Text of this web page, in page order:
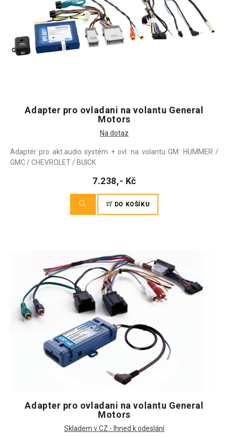
Adapter pro ovladani na volantu General
Motors
Na dotaz
Adaptér pro akt.audio systém + ovl. na volantu GM: HUMMER /
GMC / CHEVROLET / BUICK
7.238,- Kč
DO KOŠÍKU
Adapter pro ovladani na volantu General
Motors
Skladem v CZ - Ihned k odeslání